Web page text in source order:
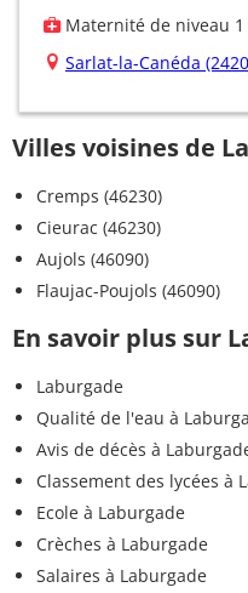
Maternité de niveau 1
Sarlat-la-Canéda
Villes voisines de
Cremps (46230)
Cieurac (46230)
Aujols (46090)
Flaujac-Poujols (46090)
En savoir plus sur
Laburgade
Qualité de l'eau à
Avis de décès à
Classement des lycées à
Ecole à Laburgade
Crèches à Laburgade
Salaires à Laburgade